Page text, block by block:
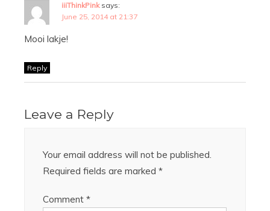
iiiThinkPink says:
June 25, 2014 at 21:37
Mooi lakje!
Reply
Leave a Reply
Your email address will not be published.
Required fields are marked *
Comment *